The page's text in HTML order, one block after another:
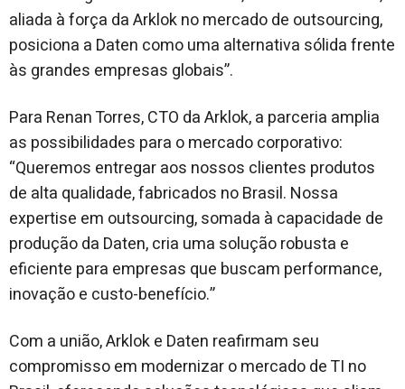
aliada à força da Arklok no mercado de outsourcing,
posiciona a Daten como uma alternativa sólida frente
às grandes empresas globais”.
Para Renan Torres, CTO da Arklok, a parceria amplia
as possibilidades para o mercado corporativo:
“Queremos entregar aos nossos clientes produtos
de alta qualidade, fabricados no Brasil. Nossa
expertise em outsourcing, somada à capacidade de
produção da Daten, cria uma solução robusta e
eficiente para empresas que buscam performance,
inovação e custo-benefício.”
Com a união, Arklok e Daten reafirmam seu
compromisso em modernizar o mercado de TI no